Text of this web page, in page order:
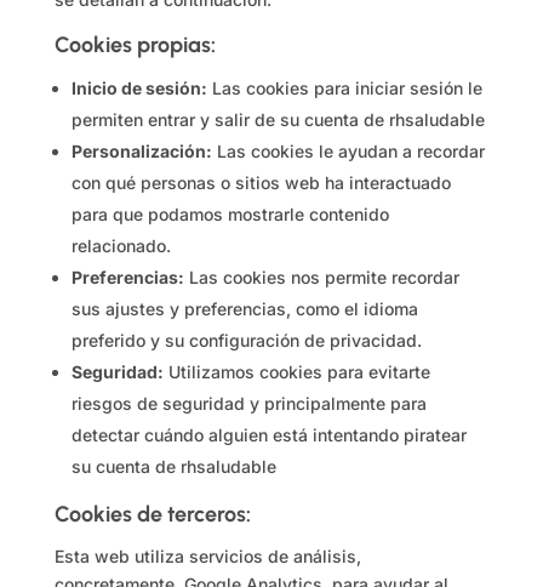
Cookies propias:
Inicio de sesión: Las cookies para iniciar sesión le
permiten entrar y salir de su cuenta de rhsaludable
Personalización: Las cookies le ayudan a recordar
con qué personas o sitios web ha interactuado
para que podamos mostrarle contenido
relacionado.
Preferencias: Las cookies nos permite recordar
sus ajustes y preferencias, como el idioma
preferido y su configuración de privacidad.
Seguridad: Utilizamos cookies para evitarte
riesgos de seguridad y principalmente para
detectar cuándo alguien está intentando piratear
su cuenta de rhsaludable
Cookies de terceros:
Esta web utiliza servicios de análisis,